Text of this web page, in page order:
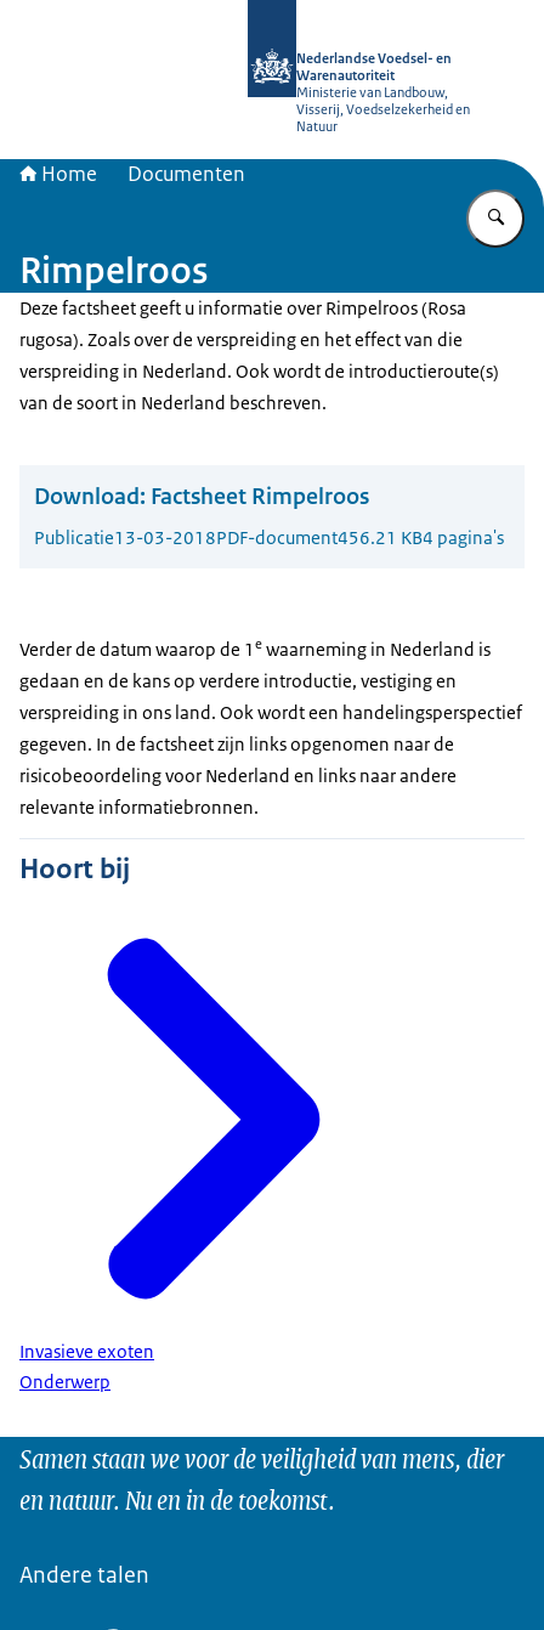
Nederlandse Voedsel- en
Warenautoriteit
Ministerie van Landbouw,
Visserij, Voedselzekerheid en
Natuur
Home Documenten
Rimpelroos
Deze factsheet geeft u informatie over Rimpelroos (Rosa
rugosa). Zoals over de verspreiding en het effect van die
verspreiding in Nederland. Ook wordt de introductieroute(s)
van de soort in Nederland beschreven.
Download: Factsheet Rimpelroos
Publicatie13-03-2018PDF-document456.21 KB4 pagina's
Verder de datum waarop de 1 e waarneming in Nederland is
gedaan en de kans op verdere introductie, vestiging en
verspreiding in ons land. Ook wordt een handelingsperspectief
gegeven. In de factsheet zijn links opgenomen naar de
risicobeoordeling voor Nederland en links naar andere
relevante informatiebronnen.
Hoort bij
Invasieve exoten
Onderwerp
Samen staan we voor de veiligheid van mens, dier
en natuur. Nu en in de toekomst.
Andere talen